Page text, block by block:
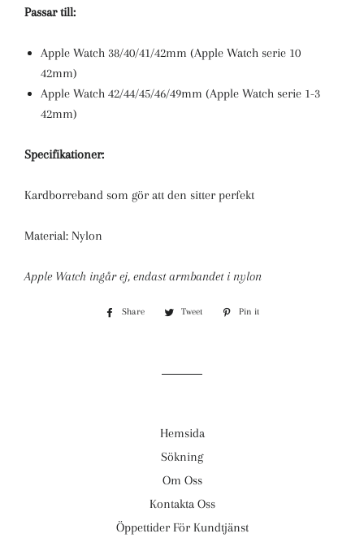
Passar till:
Apple Watch 38/40/41/42mm (Apple Watch serie 10
42mm)
Apple Watch 42/44/45/46/49mm (Apple Watch serie 1-3
42mm)
Specifikationer:
Kardborreband som gör att den sitter perfekt
Material: Nylon
Apple Watch ingår ej, endast armbandet i nylon
Share
Share
Tweet
Tweet
Pin it
Hemsida
Sökning
Om Oss
Kontakta Oss
Öppettider För Kundtjänst